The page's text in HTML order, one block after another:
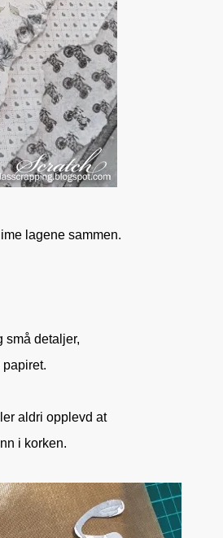
lagene sammen.
små detaljer,
aldri opplevd at
i korken.